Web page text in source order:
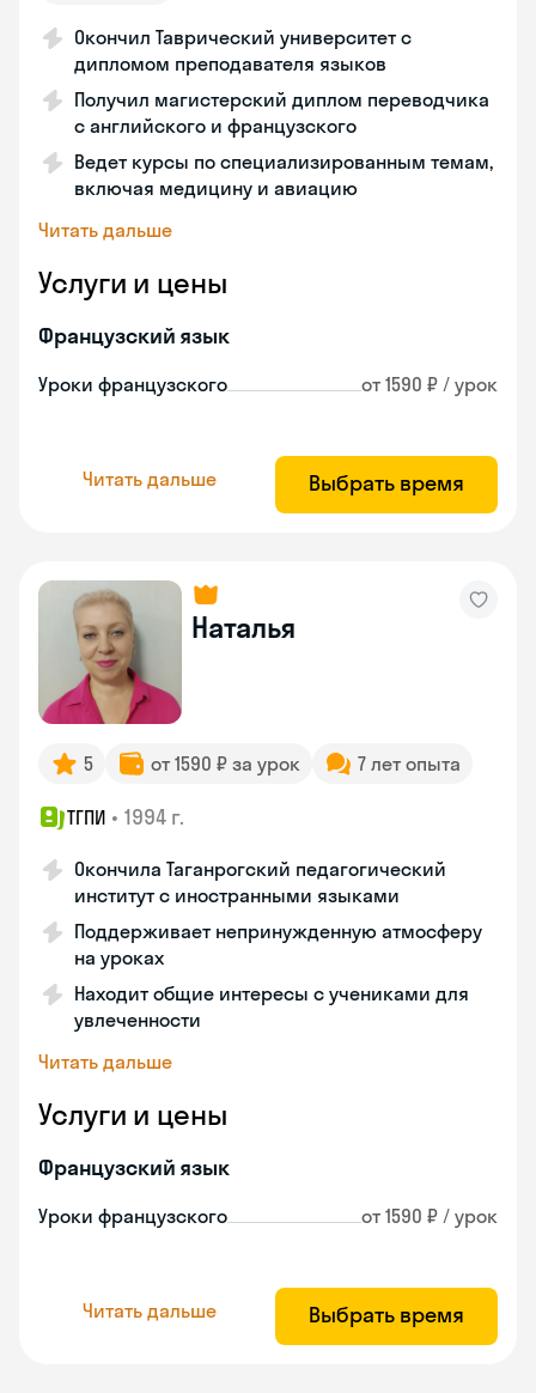
Окончил Таврический университет с
дипломом преподавателя языков
Получил магистерский диплом переводчика
с английского и французского
Ведет курсы по специализированным темам,
включая медицину и авиацию
Читать дальше
Услуги и цены
Французский язык
Уроки французского от 1590 ₽ / урок
Читать дальше Выбрать время
Наталья
5 от 1590 ₽ за урок 7 лет опыта
ТГПИ • 1994 г.
Окончила Таганрогский педагогический
институт с иностранными языками
Поддерживает непринужденную атмосферу
на уроках
Находит общие интересы с учениками для
увлеченности
Читать дальше
Услуги и цены
Французский язык
Уроки французского от 1590 ₽ / урок
Читать дальше Выбрать время